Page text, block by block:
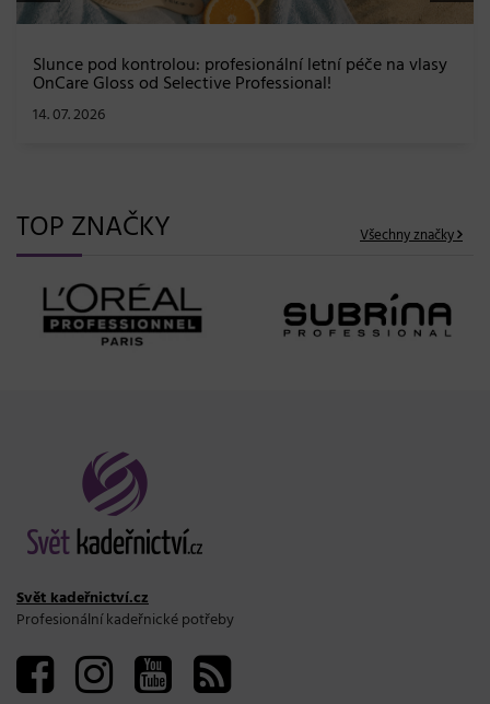
TOP ZNAČKY Všechny značky
Svět kadeřnictví.cz
Profesionální kadeřnické potřeby